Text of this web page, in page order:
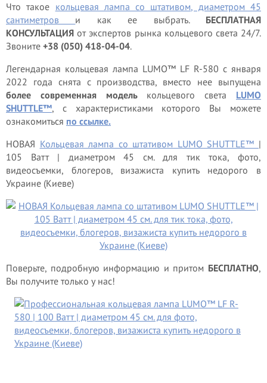
Что такое кольцевая лампа со штативом, диаметром 45
сантиметров и как ее выбрать. БЕСПЛАТНАЯ
КОНСУЛЬТАЦИЯ от экспертов рынка кольцевого света 24/7.
Звоните +38 (050) 418-04-04.
Легендарная кольцевая лампа LUMO™ LF R-580 с января
2022 года снята с производства, вместо нее выпущена
более современная моделькольцевого света LUMO
SHUTTLE™, с характеристиками которого Вы можете
ознакомиться по ссылке.
НОВАЯ Кольцевая лампа со штативом LUMO SHUTTLE™ |
105 Ватт | диаметром 45 см. для тик тока, фото,
видеосъемки, блогеров, визажиста купить недорого в
Украине (Киеве)
Поверьте, подробную информацию и притом БЕСПЛАТНО,
Вы получите только у нас!